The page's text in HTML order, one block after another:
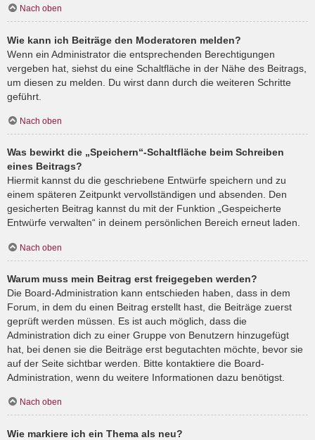
Nach oben
Wie kann ich Beiträge den Moderatoren melden?
Wenn ein Administrator die entsprechenden Berechtigungen
vergeben hat, siehst du eine Schaltfläche in der Nähe des Beitrags,
um diesen zu melden. Du wirst dann durch die weiteren Schritte
geführt.
Nach oben
Was bewirkt die „Speichern“-Schaltfläche beim Schreiben
eines Beitrags?
Hiermit kannst du die geschriebene Entwürfe speichern und zu
einem späteren Zeitpunkt vervollständigen und absenden. Den
gesicherten Beitrag kannst du mit der Funktion „Gespeicherte
Entwürfe verwalten“ in deinem persönlichen Bereich erneut laden.
Nach oben
Warum muss mein Beitrag erst freigegeben werden?
Die Board-Administration kann entschieden haben, dass in dem
Forum, in dem du einen Beitrag erstellt hast, die Beiträge zuerst
geprüft werden müssen. Es ist auch möglich, dass die
Administration dich zu einer Gruppe von Benutzern hinzugefügt
hat, bei denen sie die Beiträge erst begutachten möchte, bevor sie
auf der Seite sichtbar werden. Bitte kontaktiere die Board-
Administration, wenn du weitere Informationen dazu benötigst.
Nach oben
Wie markiere ich ein Thema als neu?